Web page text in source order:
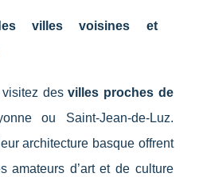
villes voisines et
visitez desvilles proches de
ou Saint-Jean-de-Luz.
architecture basque offrent
amateurs d’art et de culture